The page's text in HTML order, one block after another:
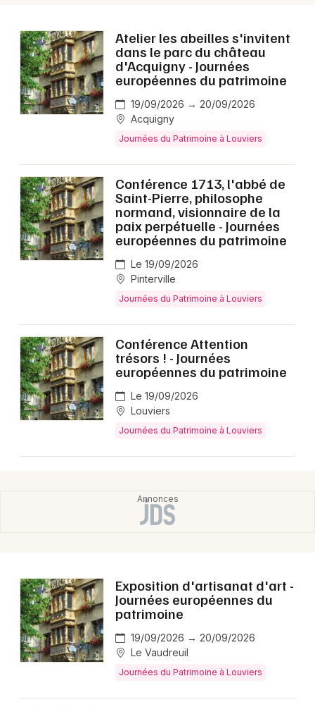
Newsletter des sorties
Artistes en tournée
Magazine à Louviers
27 - Eure
Mon email
Atelier les abeilles s'invitent
dans le parc du château
d'Acquigny - Journées
européennes du patrimoine
19/09/2026 → 20/09/2026
Acquigny
Journées du Patrimoine à Louviers
Conférence 1713, l'abbé de
Saint-Pierre, philosophe
normand, visionnaire de la
paix perpétuelle - Journées
européennes du patrimoine
Le 19/09/2026
Pinterville
Journées du Patrimoine à Louviers
Conférence Attention
trésors ! - Journées
européennes du patrimoine
Le 19/09/2026
Louviers
Journées du Patrimoine à Louviers
Exposition d'artisanat d'art -
Journées européennes du
patrimoine
19/09/2026 → 20/09/2026
Le Vaudreuil
Journées du Patrimoine à Louviers